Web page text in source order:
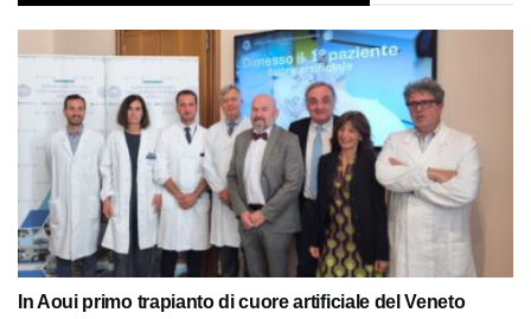
In Aoui primo trapianto di cuore artificiale del Veneto